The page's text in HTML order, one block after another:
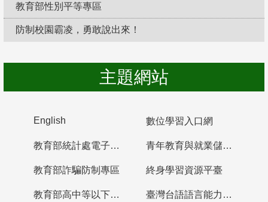
教育部性別平等專區
防制校園霸凌，勇敢說出來！
主題網站
English 數位學習入口網
教育部統計處電子書櫃 青年教育與就業儲蓄帳戶
教育部詐騙防制專區 終身學習資源平臺
教育部高中等以下學校及幼兒園教師資格檢定考試 臺灣台語語言能力認證網站